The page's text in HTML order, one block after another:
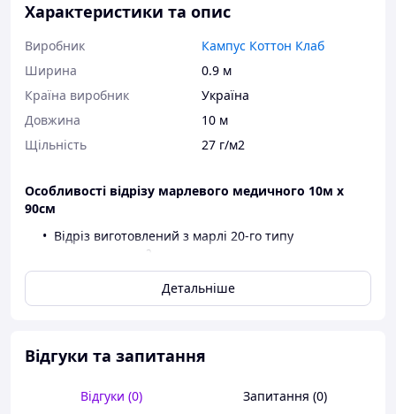
Характеристики та опис
Виробник
Кампус Коттон Клаб
Ширина
0.9 м
Країна виробник
Україна
Довжина
10 м
Щільність
27 г/м2
Особливості відрізу марлевого медичного 10м х
90см
Відріз виготовлений з марлі 20-го типу
2
Чіткість в межах відхилень по довжині та
Висока капілярність.
Для марлевих відрізів застосовується імпортна марля у
рулонах, вибілена без використання хлору.
Марлеві відрізи застосовують в медицині, побуті,
поліграфії тощо.
Детальніше
Відгуки та запитання
Відгуки (0) Запитання (0)